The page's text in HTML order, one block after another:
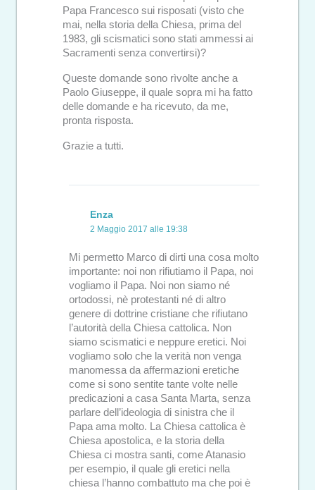
Papa Francesco sui risposati (visto che
mai, nella storia della Chiesa, prima del
1983, gli scismatici sono stati ammessi ai
Sacramenti senza convertirsi)?
Queste domande sono rìvolte anche a
Paolo Giuseppe, il quale sopra mi ha fatto
delle domande e ha ricevuto, da me,
pronta risposta.
Grazie a tutti.
Enza
2 Maggio 2017 alle 19:38
Mi permetto Marco di dirti una cosa molto
importante: noi non rifiutiamo il Papa, noi
vogliamo il Papa. Noi non siamo né
ortodossi, nè protestanti né di altro
genere di dottrine cristiane che rifiutano
l’autorità della Chiesa cattolica. Non
siamo scismatici e neppure eretici. Noi
vogliamo solo che la verità non venga
manomessa da affermazioni eretiche
come si sono sentite tante volte nelle
predicazioni a casa Santa Marta, senza
parlare dell’ideologia di sinistra che il
Papa ama molto. La Chiesa cattolica è
Chiesa apostolica, e la storia della
Chiesa ci mostra santi, come Atanasio
per esempio, il quale gli eretici nella
chiesa l’hanno combattuto ma che poi è